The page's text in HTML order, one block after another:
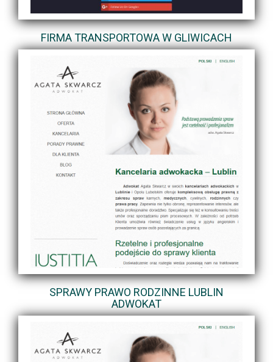
FIRMA TRANSPORTOWA W GLIWICACH
SPRAWY PRAWO RODZINNE LUBLIN
ADWOKAT